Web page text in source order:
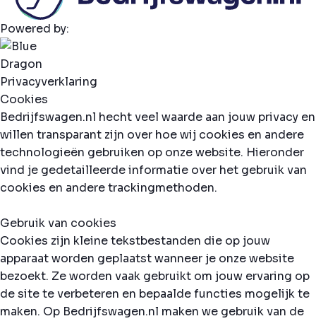
Powered by:
Privacyverklaring
Cookies
Bedrijfswagen.nl hecht veel waarde aan jouw privacy en
willen transparant zijn over hoe wij cookies en andere
technologieën gebruiken op onze website. Hieronder
vind je gedetailleerde informatie over het gebruik van
cookies en andere trackingmethoden.
Gebruik van cookies
Cookies zijn kleine tekstbestanden die op jouw
apparaat worden geplaatst wanneer je onze website
bezoekt. Ze worden vaak gebruikt om jouw ervaring op
de site te verbeteren en bepaalde functies mogelijk te
maken. Op Bedrijfswagen.nl maken we gebruik van de